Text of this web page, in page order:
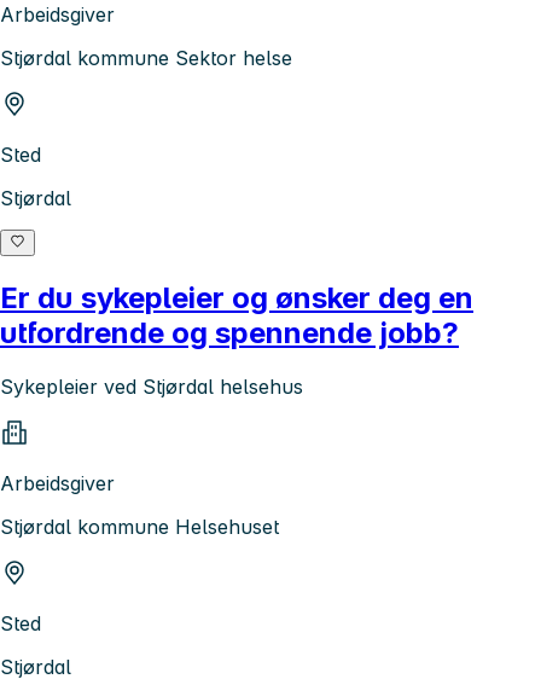
Arbeidsgiver
Stjørdal kommune Sektor helse
Sted
Stjørdal
Er du sykepleier og ønsker deg en
utfordrende og spennende jobb?
Sykepleier ved Stjørdal helsehus
Arbeidsgiver
Stjørdal kommune Helsehuset
Sted
Stjørdal